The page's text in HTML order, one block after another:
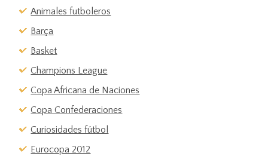
Animales futboleros
Barça
Basket
Champions League
Copa Africana de Naciones
Copa Confederaciones
Curiosidades fútbol
Eurocopa 2012